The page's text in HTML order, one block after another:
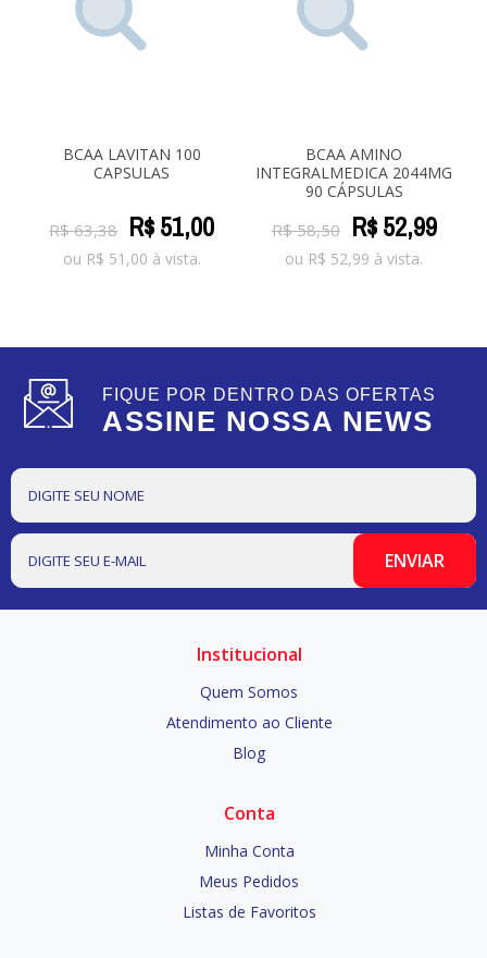
BCAA LAVITAN 100
CAPSULAS
R$63,38 R$51,00
ou R$ 51,00 à vista.
BCAA AMINO
INTEGRALMEDICA 2044MG
90 CÁPSULAS
R$58,50 R$52,99
ou R$ 52,99 à vista.
FIQUE POR DENTRO DAS OFERTAS
ASSINE NOSSA NEWS
Institucional
Quem Somos
Atendimento ao Cliente
Blog
Conta
Minha Conta
Meus Pedidos
Listas de Favoritos